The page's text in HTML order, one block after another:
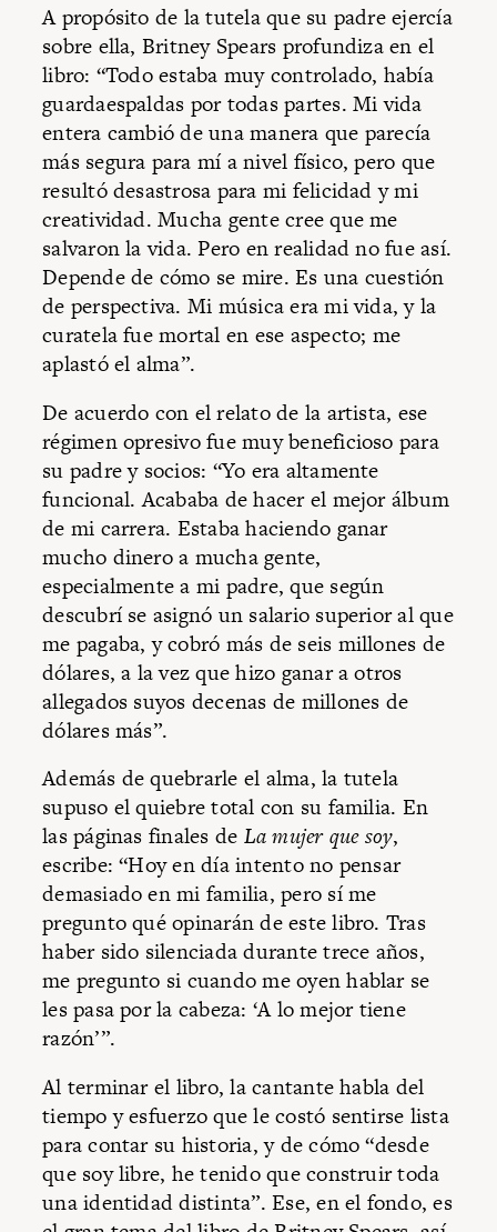
A propósito de la tutela que su padre ejercía
sobre ella, Britney Spears profundiza en el
libro: “Todo estaba muy controlado, había
guardaespaldas por todas partes. Mi vida
entera cambió de una manera que parecía
más segura para mí a nivel físico, pero que
resultó desastrosa para mi felicidad y mi
creatividad. Mucha gente cree que me
salvaron la vida. Pero en realidad no fue así.
Depende de cómo se mire. Es una cuestión
de perspectiva. Mi música era mi vida, y la
curatela fue mortal en ese aspecto; me
aplastó el alma”.
De acuerdo con el relato de la artista, ese
régimen opresivo fue muy beneficioso para
su padre y socios: “Yo era altamente
funcional. Acababa de hacer el mejor álbum
de mi carrera. Estaba haciendo ganar
mucho dinero a mucha gente,
especialmente a mi padre, que según
descubrí se asignó un salario superior al que
me pagaba, y cobró más de seis millones de
dólares, a la vez que hizo ganar a otros
allegados suyos decenas de millones de
dólares más”.
Además de quebrarle el alma, la tutela
supuso el quiebre total con su familia. En
las páginas finales de La mujer que soy,
escribe: “Hoy en día intento no pensar
demasiado en mi familia, pero sí me
pregunto qué opinarán de este libro. Tras
haber sido silenciada durante trece años,
me pregunto si cuando me oyen hablar se
les pasa por la cabeza: ‘A lo mejor tiene
razón’”.
Al terminar el libro, la cantante habla del
tiempo y esfuerzo que le costó sentirse lista
para contar su historia, y de cómo “desde
que soy libre, he tenido que construir toda
una identidad distinta”. Ese, en el fondo, es